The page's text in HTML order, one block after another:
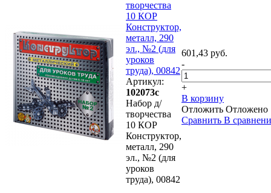
творчества
10 КОР
Конструктор,
металл, 290
эл., №2 (для
уроков
труда), 00842
Артикул:
102073с
Набор д/
творчества
10 КОР
Конструктор,
металл, 290
эл., №2 (для
уроков
труда), 00842
601,43 руб.
-
+
В корзину
Отложить Отложено
Сравнить В